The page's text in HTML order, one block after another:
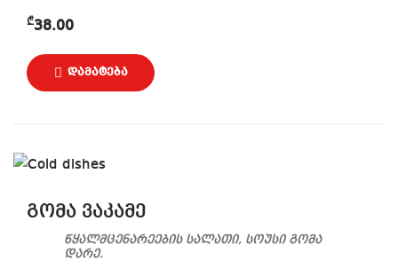
₾38.00
გომა ვაკამე
წყალმცენარეების სალათი, სოუსი გომა
დარე.